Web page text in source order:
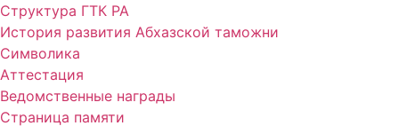
Структура ГТК РА
История развития Абхазской таможни
Символика
Аттестация
Ведомственные награды
Страница памяти